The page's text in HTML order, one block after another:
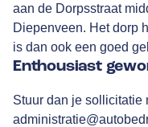
aan de Dorpsstraat
Diepenveen. Het dorp
is dan ook een goed
Enthousiast
Stuur dan je sollicitatie